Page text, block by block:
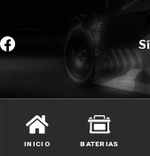
INICIO BATERIAS